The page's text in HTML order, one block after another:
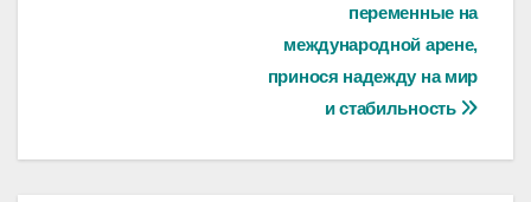
переменные на
международной арене,
принося надежду на мир
и стабильность